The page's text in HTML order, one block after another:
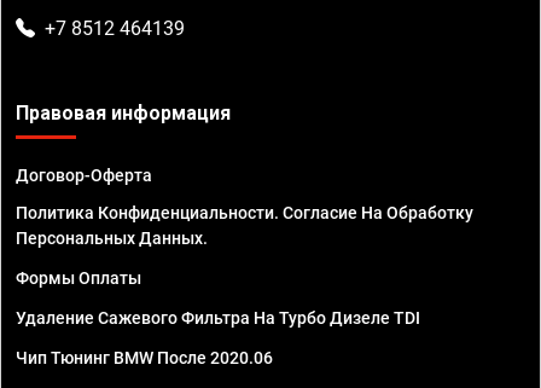
+7 8512 464139
Правовая информация
Договор-Оферта
Политика Конфиденциальности. Согласие На Обработку
Персональных Данных.
Формы Оплаты
Удаление Сажевого Фильтра На Турбо Дизеле TDI
Чип Тюнинг BMW После 2020.06